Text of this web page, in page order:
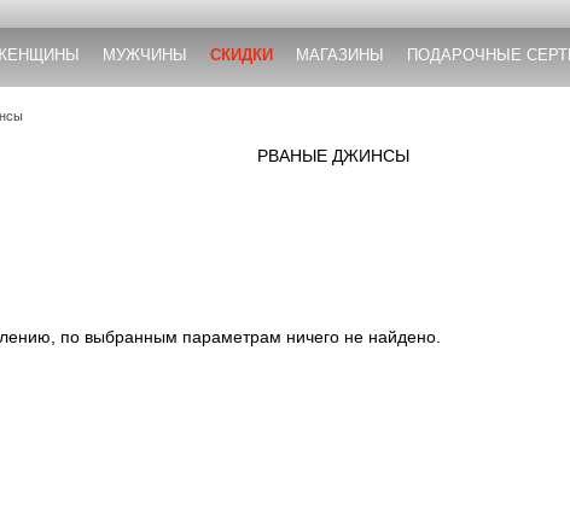
МУЖЧИНЫ СКИДКИ МАГАЗИНЫ ПОДАРОЧНЫЕ
РВАНЫЕ ДЖИНСЫ
по выбранным параметрам ничего не найдено.